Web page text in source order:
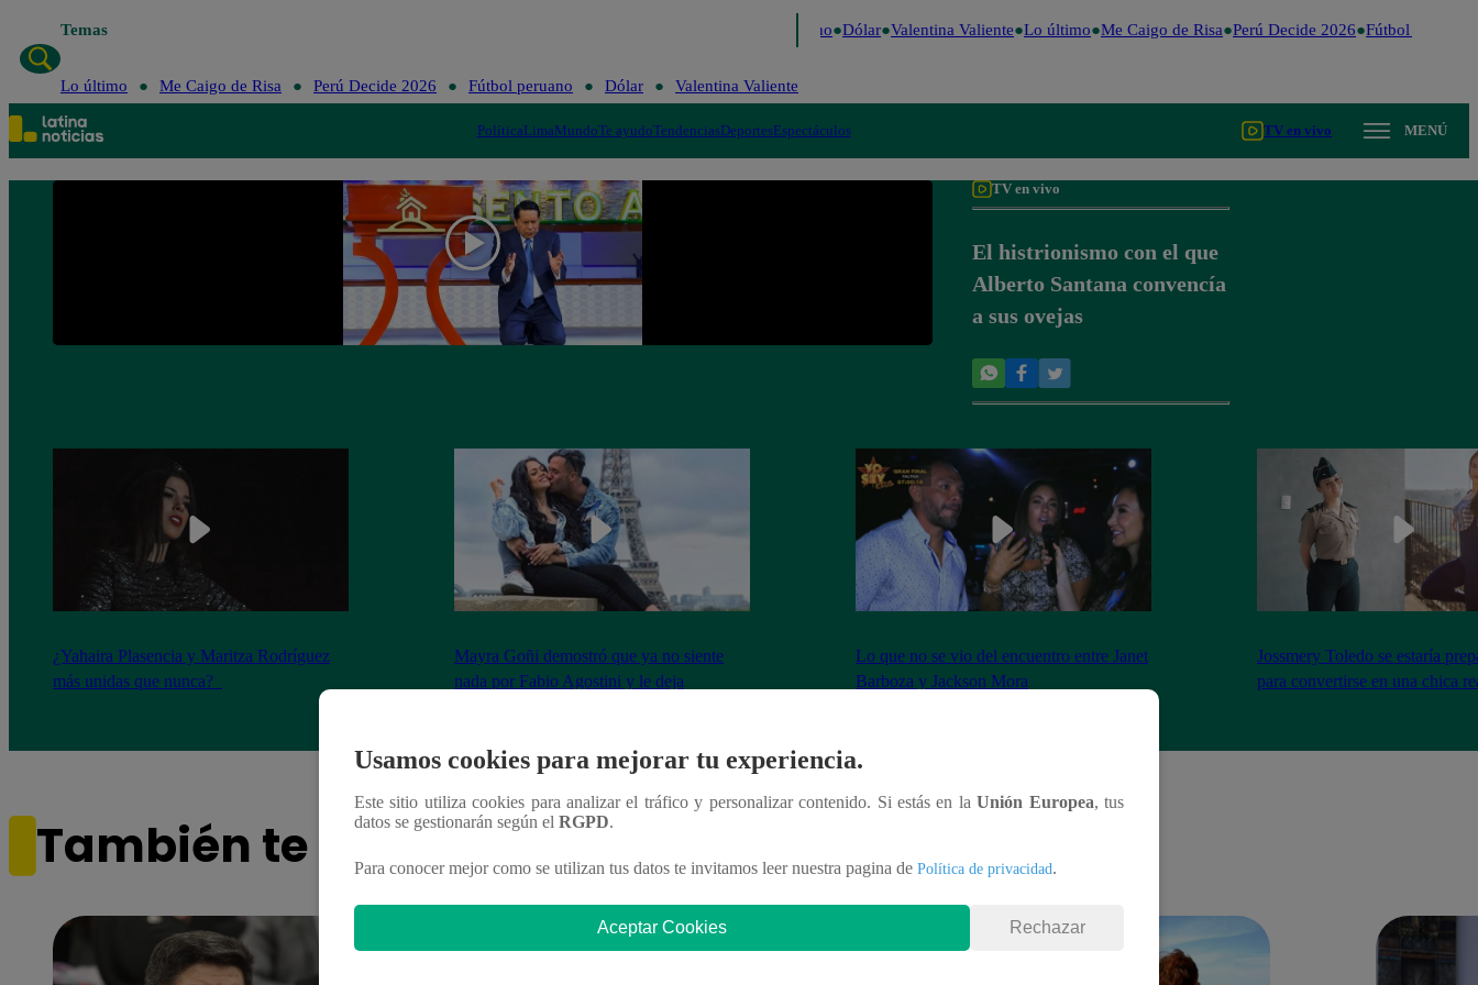
Temas Fútbol peruano Dólar Valentina Valiente Lo último Me Caigo de Risa Perú Decide 2026 Fútbol peruano
Lo último Me Caigo de Risa Perú Decide 2026 Fútbol peruano Dólar Valentina Valiente
PolíticaLimaMundoTe ayudoTendenciasDeportesEspectáculos TV en vivo MENÚ
TV en vivo
El histrionismo con el que
Alberto Santana convencía
a sus ovejas
¿Yahaira Plasencia y Maritza Rodríguez
más unidas que nunca?
Mayra Goñi demostró que ya no siente
nada por Fabio Agostini y le deja
Lo que no se vio del encuentro entre Janet
Barboza y Jackson Mora
Jossmery Toledo se estaría
para convertirse en una chica
También te puede interesar
Usamos cookies para mejorar tu experiencia.
Este sitio utiliza cookies para analizar el tráfico y personalizar contenido. Si estás en laUnión Europea, tus
datos se gestionarán según el RGPD.
Para conocer mejor como se utilizan tus datos te invitamos leer nuestra pagina de Política de privacidad.
Aceptar Cookies Rechazar